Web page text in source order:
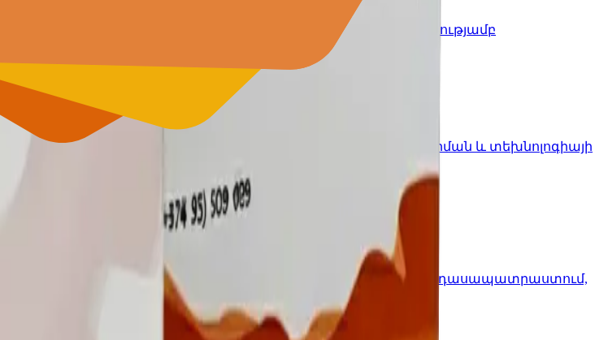
դասընթաց 6-16 տարեկանների համար՝ ամբողջությամբ
այն բառապաշարը, որն իսկապես անհրաժեշտ է ծրագրավորման և տեխնոլոգիայի
Scratch, մաթեմատիկա, լեզվի և գրագիտության դասեր, դասապատրաստում,
թեմատիկ օրեր։